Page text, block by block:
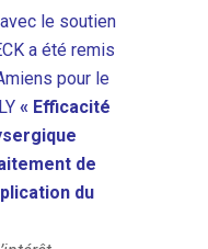
avec le soutien
a été remis
pour le
« Efficacité
de
du